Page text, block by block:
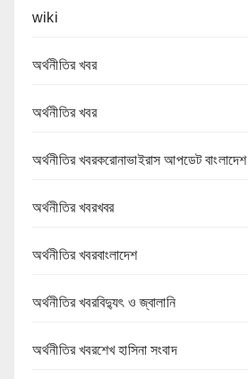
wiki
অর্থনীতির খবর
অর্থনীতির খবর
অর্থনীতির খবরকরোনাভাইরাস আপডেট বাংলাদেশ
অর্থনীতির খবরখবর
অর্থনীতির খবরবাংলাদেশ
অর্থনীতির খবরবিদ্যুৎ ও জ্বালানি
অর্থনীতির খবরশেখ হাসিনা সংবাদ